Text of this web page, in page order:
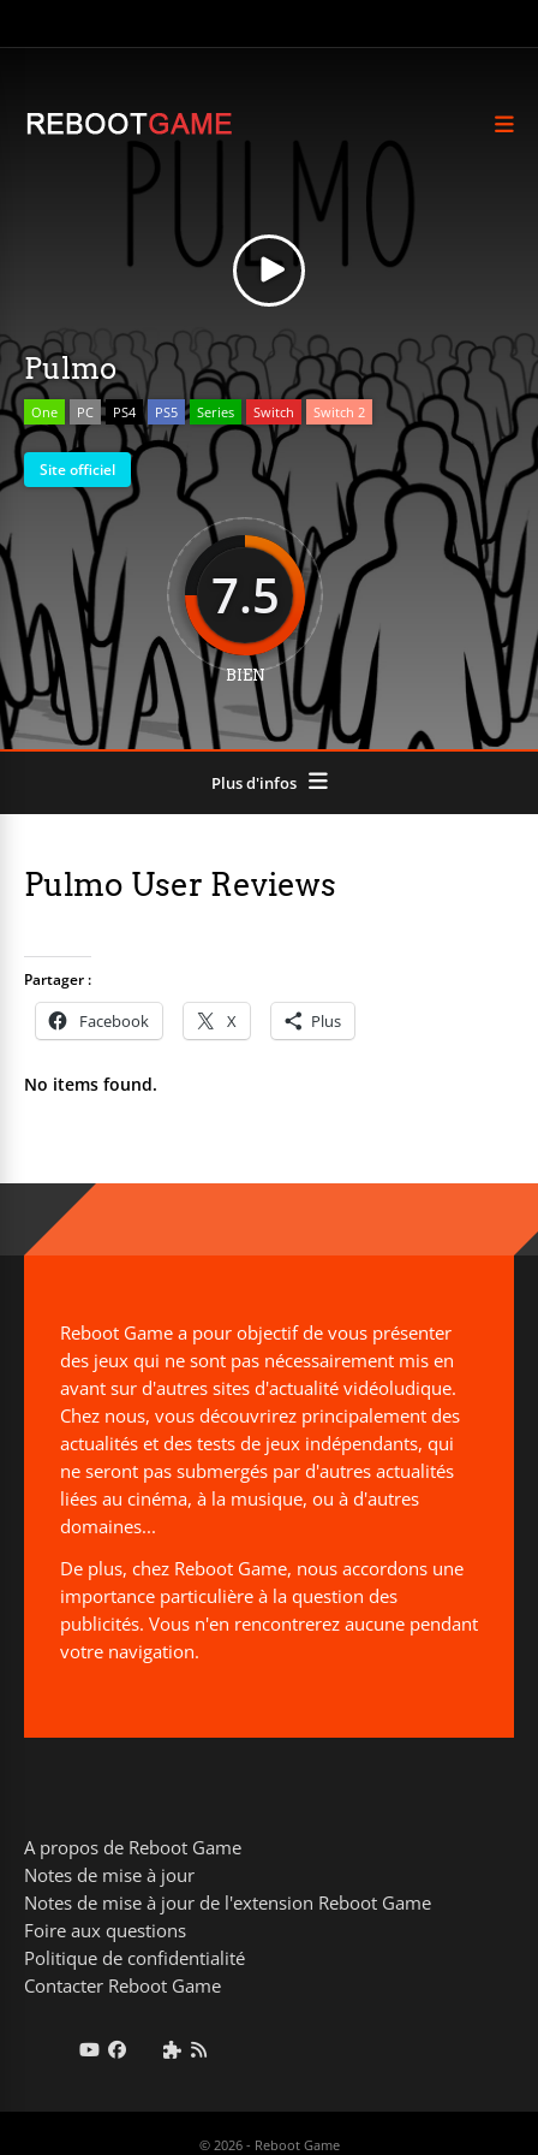
Pulmo
One PC PS4 PS5 Series Switch Switch 2
Site officiel
7.5
BIEN
Plus d'infos
Pulmo User Reviews
Partager :
Facebook X Plus
No items found.
Reboot Game a pour objectif de vous présenter
des jeux qui ne sont pas nécessairement mis en
avant sur d'autres sites d'actualité vidéoludique.
Chez nous, vous découvrirez principalement des
actualités et des tests de jeux indépendants, qui
ne seront pas submergés par d'autres actualités
liées au cinéma, à la musique, ou à d'autres
domaines...
De plus, chez Reboot Game, nous accordons une
importance particulière à la question des
publicités. Vous n'en rencontrerez aucune pendant
votre navigation.
A propos de Reboot Game
Notes de mise à jour
Notes de mise à jour de l'extension Reboot Game
Foire aux questions
Politique de confidentialité
Contacter Reboot Game
© 2026 - Reboot Game